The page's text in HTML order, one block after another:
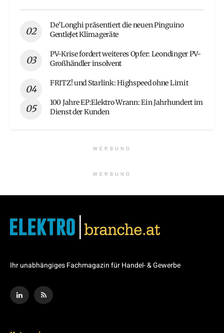
De’Longhi präsentiert die neuen Pinguino
GentleJet Klimageräte
PV-Krise fordert weiteres Opfer: Leondinger PV-
Großhändler insolvent
FRITZ! und Starlink: Highspeed ohne Limit
100 Jahre EP:Elektro Wrann: Ein Jahrhundert im
Dienst der Kunden
WERBUNG
WERBUNG
Ihr unabhängiges Fachmagazin für Handel- & Gewerbe